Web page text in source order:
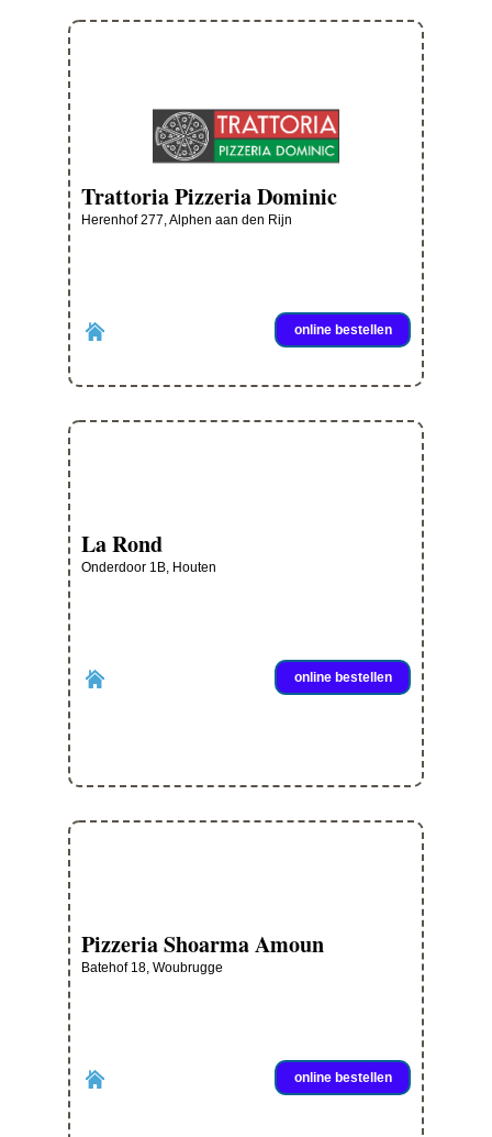
Trattoria Pizzeria Dominic
Herenhof 277, Alphen aan den Rijn
online bestellen
La Rond
Onderdoor 1B, Houten
online bestellen
Pizzeria Shoarma Amoun
Batehof 18, Woubrugge
online bestellen